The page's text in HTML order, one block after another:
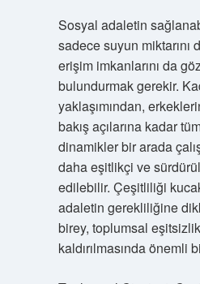
Sosyal adaletin
sadece suyun miktarını
erişim imkanlarını da
bulundurmak gerekir.
yaklaşımından,
bakış açılarına kadar
dinamikler bir arada
daha eşitlikçi ve
edilebilir. Çeşitliliği
adaletin gerekliliğine
birey, toplumsal
kaldırılmasında önemli